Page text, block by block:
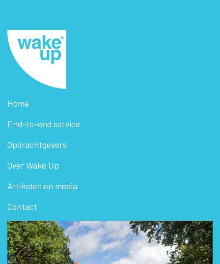
Home
End-to-end service
Opdrachtgevers
Over Wake Up
Artikelen en media
Contact